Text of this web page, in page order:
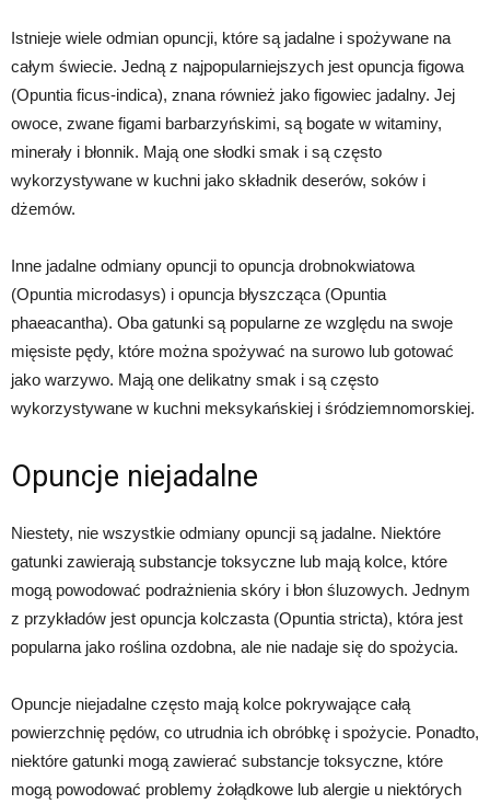
Istnieje wiele odmian opuncji, które są jadalne i spożywane na
całym świecie. Jedną z najpopularniejszych jest opuncja figowa
(Opuntia ficus-indica), znana również jako figowiec jadalny. Jej
owoce, zwane figami barbarzyńskimi, są bogate w witaminy,
minerały i błonnik. Mają one słodki smak i są często
wykorzystywane w kuchni jako składnik deserów, soków i
dżemów.
Inne jadalne odmiany opuncji to opuncja drobnokwiatowa
(Opuntia microdasys) i opuncja błyszcząca (Opuntia
phaeacantha). Oba gatunki są popularne ze względu na swoje
mięsiste pędy, które można spożywać na surowo lub gotować
jako warzywo. Mają one delikatny smak i są często
wykorzystywane w kuchni meksykańskiej i śródziemnomorskiej.
Opuncje niejadalne
Niestety, nie wszystkie odmiany opuncji są jadalne. Niektóre
gatunki zawierają substancje toksyczne lub mają kolce, które
mogą powodować podrażnienia skóry i błon śluzowych. Jednym
z przykładów jest opuncja kolczasta (Opuntia stricta), która jest
popularna jako roślina ozdobna, ale nie nadaje się do spożycia.
Opuncje niejadalne często mają kolce pokrywające całą
powierzchnię pędów, co utrudnia ich obróbkę i spożycie. Ponadto,
niektóre gatunki mogą zawierać substancje toksyczne, które
mogą powodować problemy żołądkowe lub alergie u niektórych